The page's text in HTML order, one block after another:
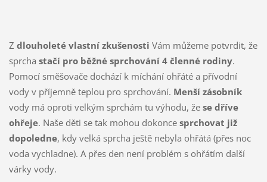
Z dlouholeté vlastní zkušenosti Vám můžeme potvrdit, že
sprcha stačí pro běžné sprchování 4 členné rodiny.
Pomocí směšovače dochází k míchání ohřáté a přívodní
vody v příjemně teplou pro sprchování. Menší zásobník
vody má oproti velkým sprchám tu výhodu, že se dříve
ohřeje. Naše děti se tak mohou dokonce sprchovat již
dopoledne, kdy velká sprcha ještě nebyla ohřátá (přes noc
voda vychladne). A přes den není problém s ohřátím další
várky vody.